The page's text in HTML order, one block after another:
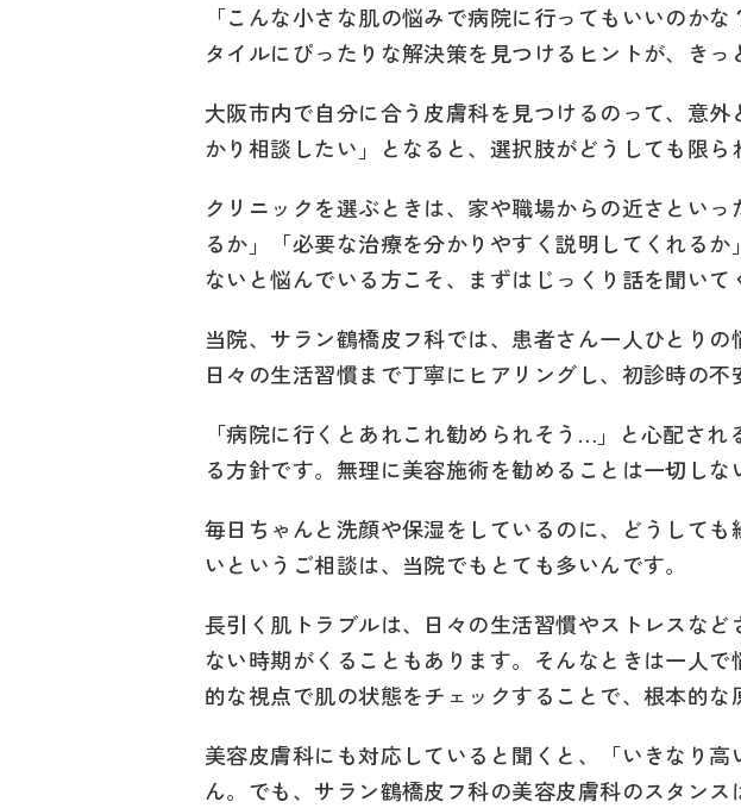
「こんな小さな肌の悩みで病院に行ってもいいのか
タイルにぴったりな解決策を見つけるヒントが、き
大阪市内で自分に合う皮膚科を見つけるのって、意
かり相談したい」となると、選択肢がどうしても限ら
クリニックを選ぶときは、家や職場からの近さとい
るか」「必要な治療を分かりやすく説明してくれる
ないと悩んでいる方こそ、まずはじっくり話を聞いて
当院、サラン鶴橋皮フ科では、患者さん一人ひとり
日々の生活習慣まで丁寧にヒアリングし、初診時の
「病院に行くとあれこれ勧められそう…」と心配さ
る方針です。無理に美容施術を勧めることは一切し
毎日ちゃんと洗顔や保湿をしているのに、どうして
いというご相談は、当院でもとても多いんです。
長引く肌トラブルは、日々の生活習慣やストレスな
ない時期がくることもあります。そんなときは一人
的な視点で肌の状態をチェックすることで、根本的な
美容皮膚科にも対応していると聞くと、「いきなり
ん。でも、サラン鶴橋皮フ科の美容皮膚科のスタンス